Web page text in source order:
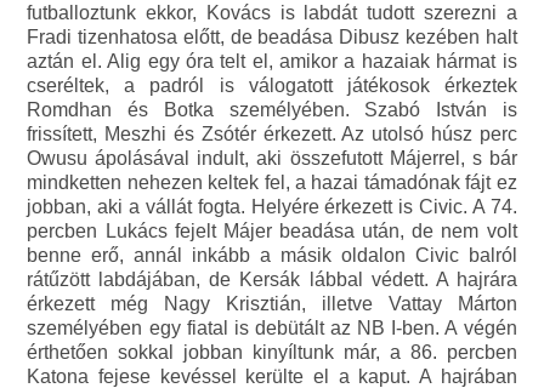
futballoztunk ekkor, Kovács is labdát tudott szerezni a
Fradi tizenhatosa előtt, de beadása Dibusz kezében halt
aztán el. Alig egy óra telt el, amikor a hazaiak hármat is
cseréltek, a padról is válogatott játékosok érkeztek
Romdhan és Botka személyében. Szabó István is
frissített, Meszhi és Zsótér érkezett. Az utolsó húsz perc
Owusu ápolásával indult, aki összefutott Májerrel, s bár
mindketten nehezen keltek fel, a hazai támadónak fájt ez
jobban, aki a vállát fogta. Helyére érkezett is Civic. A 74.
percben Lukács fejelt Májer beadása után, de nem volt
benne erő, annál inkább a másik oldalon Civic balról
rátűzött labdájában, de Kersák lábbal védett. A hajrára
érkezett még Nagy Krisztián, illetve Vattay Márton
személyében egy fiatal is debütált az NB I-ben. A végén
érthetően sokkal jobban kinyíltunk már, a 86. percben
Katona fejese kevéssel kerülte el a kaput. A hajrában